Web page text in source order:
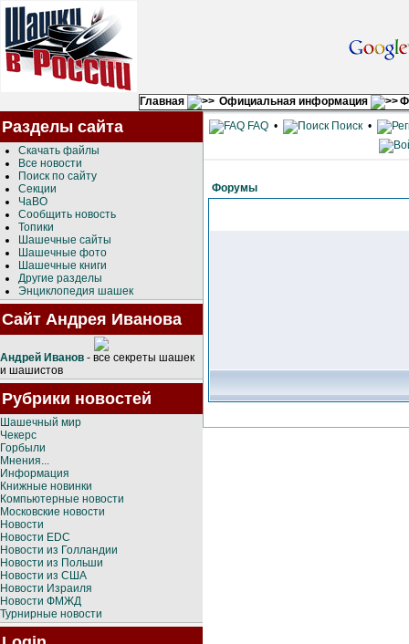
Главная Официальная информация
Разделы сайта
Скачать файлы
Все новости
Поиск по сайту
Секции
ЧаВО
Сообщить новость
Топики
Шашечные сайты
Шашечные фото
Шашечные книги
Другие разделы
Энциклопедия шашек
Сайт Андрея Иванова
Андрей Иванов - все секреты шашек
и шашистов
Рубрики новостей
Шашечный мир
Чекерс
Горбыли
Мнения...
Информация
Книжные новинки
Компьютерные новости
Московские новости
Новости
Новости EDC
Новости из Голландии
Новости из Польши
Новости из США
Новости Израиля
Новости ФМЖД
Турнирные новости
FAQ • Поиск •
Форумы